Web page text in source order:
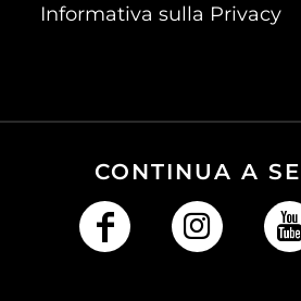
Informativa sulla Privacy
CONTINUA A